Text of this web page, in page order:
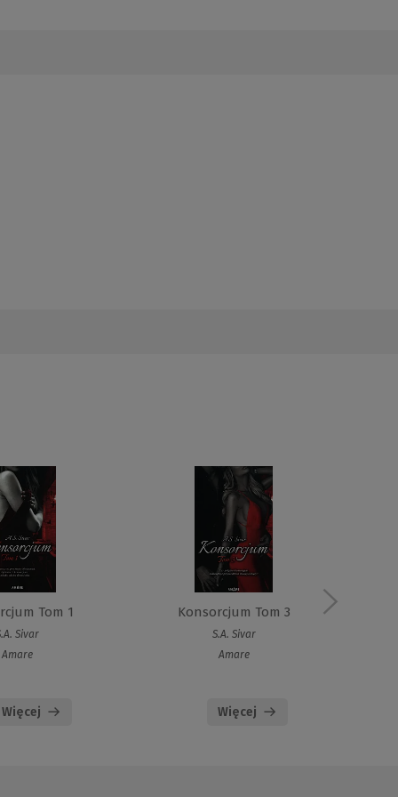
Tom 1
Sivar
Amare
Więcej
Konsorcjum Tom 3
S.A. Sivar
Amare
Więcej